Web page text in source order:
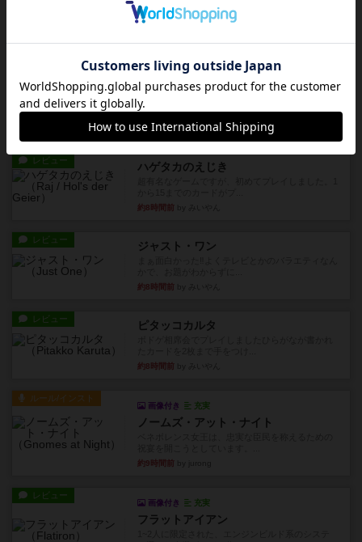
メメントオンラインタクティクス
どんどん物量が増えて大変になっていく押し付け
レビュー ヘックメック
サイコロゲームです1から5までの数字と芋虫がか
かれたダイス。これを振っ...
約8時間前by みいやん
レビュー ハゲタカのえじき
約8時間前
レビュー ジャスト・ワン
約8時間前
レビュー ピタッコカルタ
約8時間前
ルール/インスト
画像付き 充実
ノームズ・アット・ナイト
約9時間前
レビュー
画像付き 充実
フラットアイアン